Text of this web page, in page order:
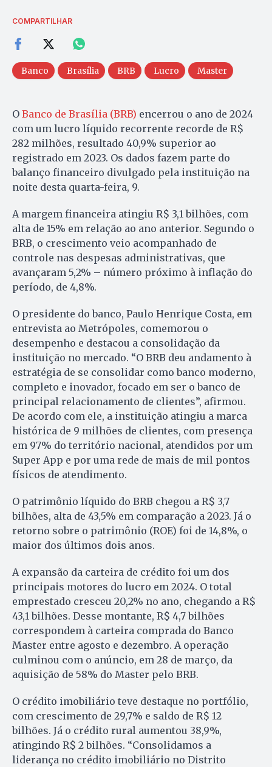
COMPARTILHAR
Banco Brasília BRB Lucro Master
O Banco de Brasília (BRB) encerrou o ano de 2024
com um lucro líquido recorrente recorde de R$
282 milhões, resultado 40,9% superior ao
registrado em 2023. Os dados fazem parte do
balanço financeiro divulgado pela instituição na
noite desta quarta-feira, 9.
A margem financeira atingiu R$ 3,1 bilhões, com
alta de 15% em relação ao ano anterior. Segundo o
BRB, o crescimento veio acompanhado de
controle nas despesas administrativas, que
avançaram 5,2% – número próximo à inflação do
período, de 4,8%.
O presidente do banco, Paulo Henrique Costa, em
entrevista ao Metrópoles, comemorou o
desempenho e destacou a consolidação da
instituição no mercado. “O BRB deu andamento à
estratégia de se consolidar como banco moderno,
completo e inovador, focado em ser o banco de
principal relacionamento de clientes”, afirmou.
De acordo com ele, a instituição atingiu a marca
histórica de 9 milhões de clientes, com presença
em 97% do território nacional, atendidos por um
Super App e por uma rede de mais de mil pontos
físicos de atendimento.
O patrimônio líquido do BRB chegou a R$ 3,7
bilhões, alta de 43,5% em comparação a 2023. Já o
retorno sobre o patrimônio (ROE) foi de 14,8%, o
maior dos últimos dois anos.
A expansão da carteira de crédito foi um dos
principais motores do lucro em 2024. O total
emprestado cresceu 20,2% no ano, chegando a R$
43,1 bilhões. Desse montante, R$ 4,7 bilhões
correspondem à carteira comprada do Banco
Master entre agosto e dezembro. A operação
culminou com o anúncio, em 28 de março, da
aquisição de 58% do Master pelo BRB.
O crédito imobiliário teve destaque no portfólio,
com crescimento de 29,7% e saldo de R$ 12
bilhões. Já o crédito rural aumentou 38,9%,
atingindo R$ 2 bilhões. “Consolidamos a
liderança no crédito imobiliário no Distrito